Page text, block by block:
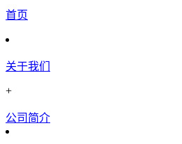
首页
关于我们
+
公司简介